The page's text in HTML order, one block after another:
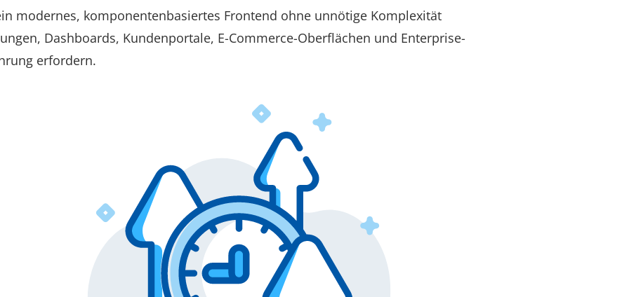
modernes, komponentenbasiertes Frontend ohne unnötige Komplexität
Dashboards, Kundenportale, E-Commerce-Oberflächen und Enterprise-
erfordern.